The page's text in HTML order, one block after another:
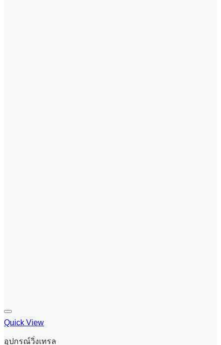
Quick View
อุปกรณ์วิ่งเทรล